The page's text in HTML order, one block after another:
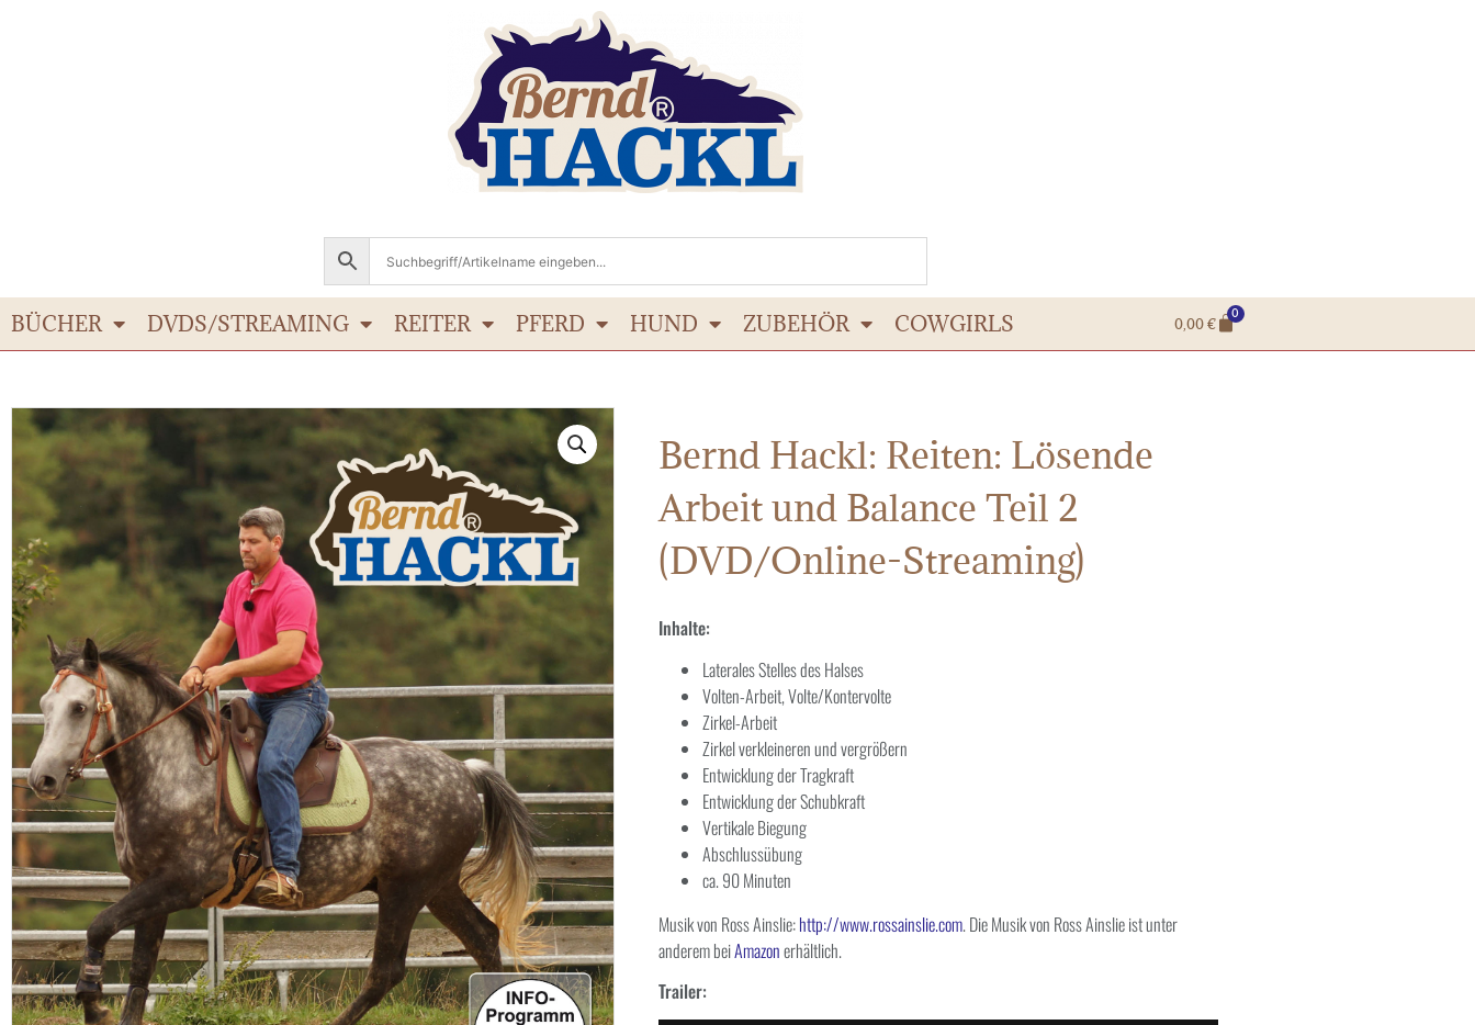
BÜCHER DVDS/STREAMING REITER PFERD HUND ZUBEHÖR COWGIRLS 0,00€
0
Bernd Hackl: Reiten: Lösende
Arbeit und Balance Teil 2
(DVD/Online-Streaming)
Inhalte:
Laterales Stelles des Halses
Volten-Arbeit, Volte/Kontervolte
Zirkel-Arbeit
Zirkel verkleineren und vergrößern
Entwicklung der Tragkraft
Entwicklung der Schubkraft
Vertikale Biegung
Abschlussübung
ca. 90 Minuten
Musik von Ross Ainslie:http://www.rossainslie.com. Die Musik von Ross Ainslie ist unter
anderem beiAmazonerhältlich.
Trailer: